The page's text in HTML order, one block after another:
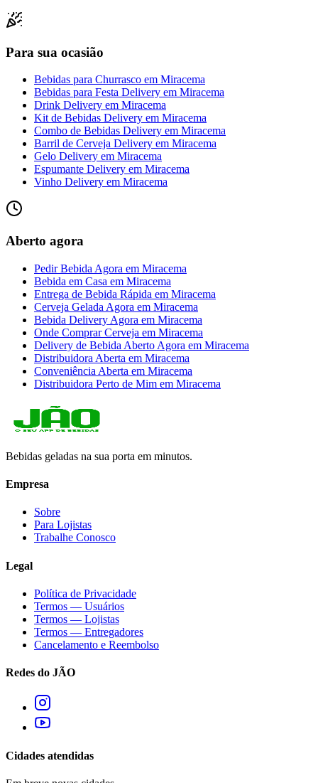
Para sua ocasião
Bebidas para Churrasco em Miracema
Bebidas para Festa Delivery em Miracema
Drink Delivery em Miracema
Kit de Bebidas Delivery em Miracema
Combo de Bebidas Delivery em Miracema
Barril de Cerveja Delivery em Miracema
Gelo Delivery em Miracema
Espumante Delivery em Miracema
Vinho Delivery em Miracema
Aberto agora
Pedir Bebida Agora em Miracema
Bebida em Casa em Miracema
Entrega de Bebida Rápida em Miracema
Cerveja Gelada Agora em Miracema
Bebida Delivery Agora em Miracema
Onde Comprar Cerveja em Miracema
Delivery de Bebida Aberto Agora em Miracema
Distribuidora Aberta em Miracema
Conveniência Aberta em Miracema
Distribuidora Perto de Mim em Miracema
Bebidas geladas na sua porta em minutos.
Empresa
Sobre
Para Lojistas
Trabalhe Conosco
Legal
Política de Privacidade
Termos — Usuários
Termos — Lojistas
Termos — Entregadores
Cancelamento e Reembolso
Redes do JÃO
Cidades atendidas